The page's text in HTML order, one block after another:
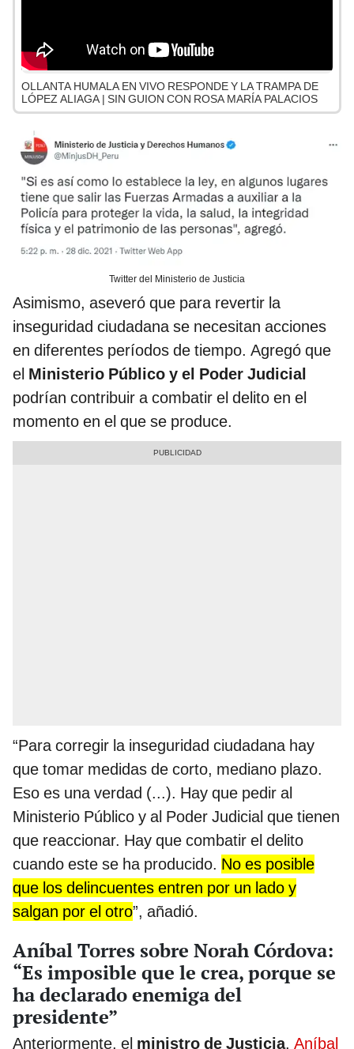
OLLANTA HUMALA EN VIVO RESPONDE Y LA TRAMPA DE
LÓPEZ ALIAGA | SIN GUION CON ROSA MARÍA PALACIOS
Twitter del Ministerio de Justicia
Asimismo, aseveró que para revertir la
inseguridad ciudadana se necesitan acciones
en diferentes períodos de tiempo. Agregó que
el Ministerio Público y el Poder Judicial
podrían contribuir a combatir el delito en el
momento en el que se produce.
“Para corregir la inseguridad ciudadana hay
que tomar medidas de corto, mediano plazo.
Eso es una verdad (...). Hay que pedir al
Ministerio Público y al Poder Judicial que tienen
que reaccionar. Hay que combatir el delito
cuando este se ha producido. No es posible
que los delincuentes entren por un lado y
salgan por el otro”, añadió.
Aníbal Torres sobre Norah Córdova:
“Es imposible que le crea, porque se
ha declarado enemiga del
presidente”
Anteriormente, el ministro de Justicia, Aníbal